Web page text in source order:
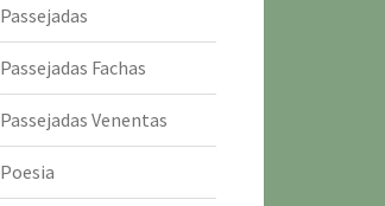
Passejadas
Passejadas Fachas
Passejadas Venentas
Poesia